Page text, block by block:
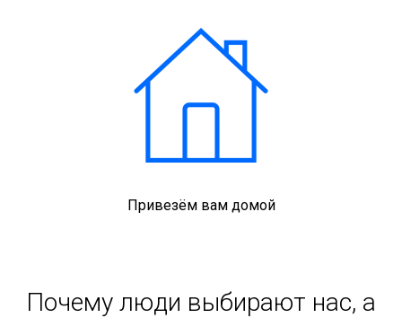
Привезём вам домой
Почему люди выбирают нас, а